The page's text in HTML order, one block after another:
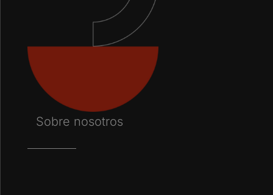
Sobre nosotros